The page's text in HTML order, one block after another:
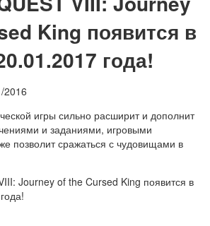
King появится в
года!
2016
игры сильно расширит и дополнит
и заданиями, игровыми
позволит сражаться с чудовищами в